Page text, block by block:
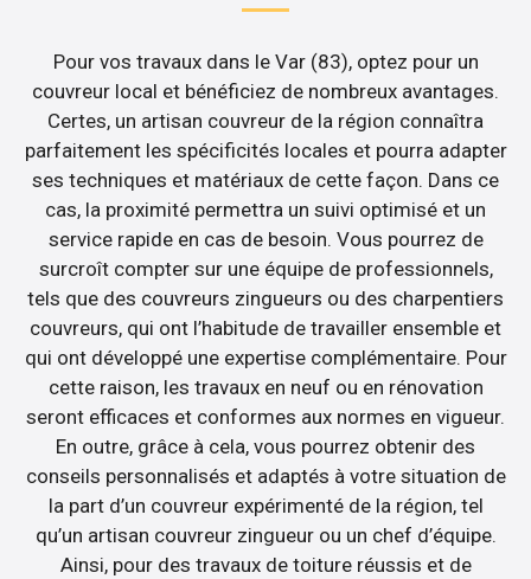
Pour vos travaux dans le Var (83), optez pour un
couvreur local et bénéficiez de nombreux avantages.
Certes, un artisan couvreur de la région connaîtra
parfaitement les spécificités locales et pourra adapter
ses techniques et matériaux de cette façon. Dans ce
cas, la proximité permettra un suivi optimisé et un
service rapide en cas de besoin. Vous pourrez de
surcroît compter sur une équipe de professionnels,
tels que des couvreurs zingueurs ou des charpentiers
couvreurs, qui ont l’habitude de travailler ensemble et
qui ont développé une expertise complémentaire. Pour
cette raison, les travaux en neuf ou en rénovation
seront efficaces et conformes aux normes en vigueur.
En outre, grâce à cela, vous pourrez obtenir des
conseils personnalisés et adaptés à votre situation de
la part d’un couvreur expérimenté de la région, tel
qu’un artisan couvreur zingueur ou un chef d’équipe.
Ainsi, pour des travaux de toiture réussis et de